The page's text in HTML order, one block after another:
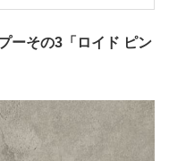
ーその3「ロイド ピン